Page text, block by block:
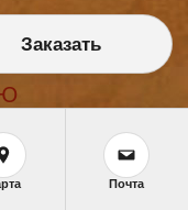
Заказать
Почта